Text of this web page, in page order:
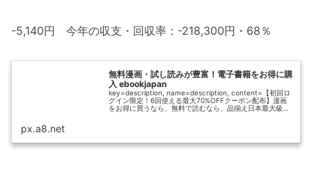
-5,140円 今年の収支・回収率：-218,300円・68％
無料漫画・試し読みが豊富！電子書籍をお得に購
入 ebookjapan
key=description, name=description, content=【初回ロ
グイン限定！6回使える最大70%OFFクーポン配布】漫画
をお得に買うなら、無料で読むなら、品揃え日本最大級
px.a8.net